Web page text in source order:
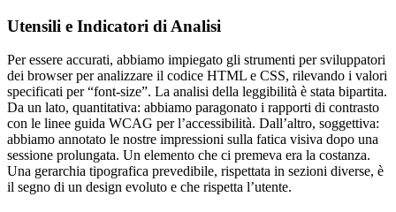
Utensili e Indicatori di Analisi
Per essere accurati, abbiamo impiegato gli strumenti per sviluppatori
dei browser per analizzare il codice HTML e CSS, rilevando i valori
specificati per “font-size”. La analisi della leggibilità è stata bipartita.
Da un lato, quantitativa: abbiamo paragonato i rapporti di contrasto
con le linee guida WCAG per l’accessibilità. Dall’altro, soggettiva:
abbiamo annotato le nostre impressioni sulla fatica visiva dopo una
sessione prolungata. Un elemento che ci premeva era la costanza.
Una gerarchia tipografica prevedibile, rispettata in sezioni diverse, è
il segno di un design evoluto e che rispetta l’utente.